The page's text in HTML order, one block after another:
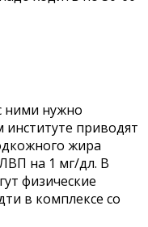
ними нужно
институте приводят
жира
на 1 мг/дл. В
физические
в комплексе со